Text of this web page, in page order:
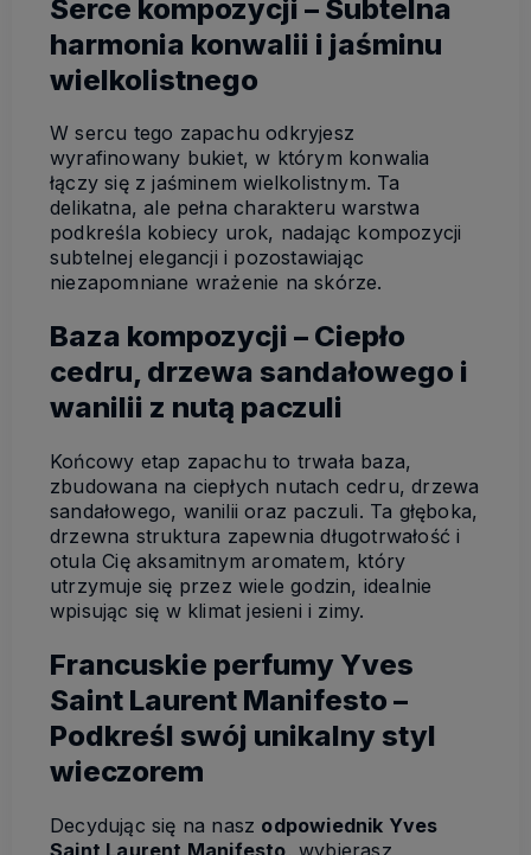
Serce kompozycji – Subtelna
harmonia konwalii i jaśminu
wielkolistnego
W sercu tego zapachu odkryjesz
wyrafinowany bukiet, w którym konwalia
łączy się z jaśminem wielkolistnym. Ta
delikatna, ale pełna charakteru warstwa
podkreśla kobiecy urok, nadając kompozycji
subtelnej elegancji i pozostawiając
niezapomniane wrażenie na skórze.
Baza kompozycji – Ciepło
cedru, drzewa sandałowego i
wanilii z nutą paczuli
Końcowy etap zapachu to trwała baza,
zbudowana na ciepłych nutach cedru, drzewa
sandałowego, wanilii oraz paczuli. Ta głęboka,
drzewna struktura zapewnia długotrwałość i
otula Cię aksamitnym aromatem, który
utrzymuje się przez wiele godzin, idealnie
wpisując się w klimat jesieni i zimy.
Francuskie perfumy Yves
Saint Laurent Manifesto –
Podkreśl swój unikalny styl
wieczorem
Decydując się na nasz odpowiednik Yves